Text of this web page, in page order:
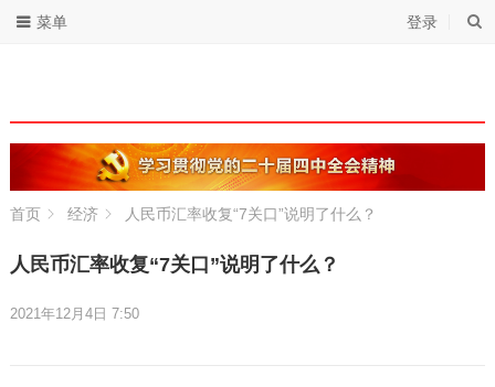
登录
菜单
首页 经济 人民币汇率收复“7关口”说明了什么？
人民币汇率收复“7关口”说明了什么？
2021年12月4日 7:50